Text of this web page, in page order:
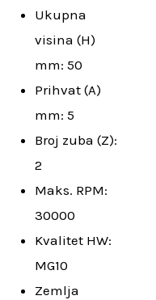
Ukupna
visina (H)
mm: 50
Prihvat (A)
mm: 5
Broj zuba (Z):
2
Maks. RPM:
30000
Kvalitet HW:
MG10
Zemlja